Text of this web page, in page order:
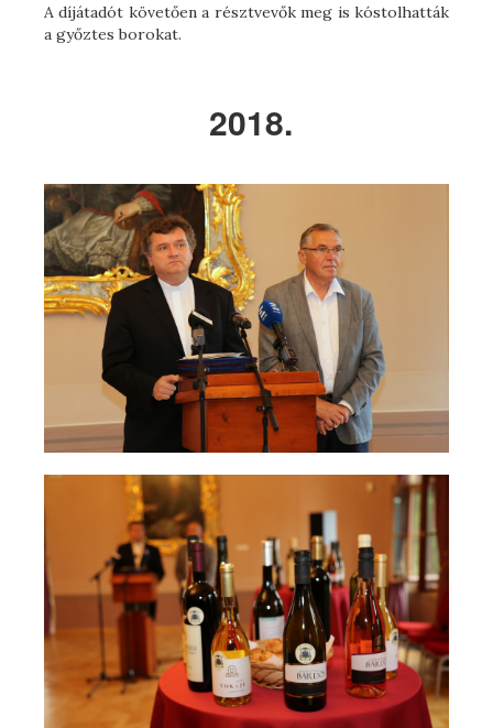
A díjátadót követően a résztvevők meg is kóstolhatták
a győztes borokat.
2018.